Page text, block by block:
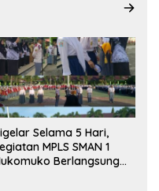
Selama 5 Hari,
MPLS SMAN 1
Berlangsung